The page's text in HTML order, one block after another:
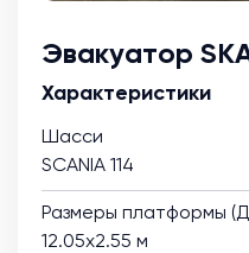
Эвакуатор
Характеристики
Шасси
SCANIA 114
Размеры платформы
12.05х2.55 м